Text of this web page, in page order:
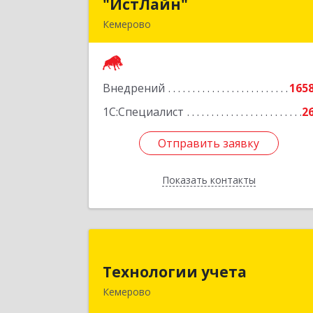
"ИстЛайн"
Кемерово
Внедрений
1С:Специалист
Отправить заявку
Показать контакты
Кемерово г, Мичурина ул, дом № 13А,
этаж 3, пом.2,
Отправить заявку
Назад
Технологии учета
Кемерово
650070, Кемеровская обл, Кемерово г,
Тухачевского ул, дом № 50/5, оф.15